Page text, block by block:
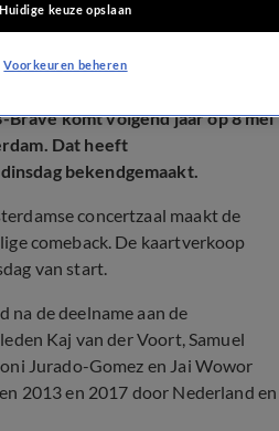
Brave komt volgend jaar op 8 mei
Dat heeft
bekendgemaakt.
concertzaal maakt de
comeback. De kaartverkoop
van start.
na de deelname aan de
Kaj van der Voort, Samuel
Jurado-Gomez en Jai Wowor
2013 en 2017 door Nederland en
Huidige keuze opslaan
Voorkeuren beheren